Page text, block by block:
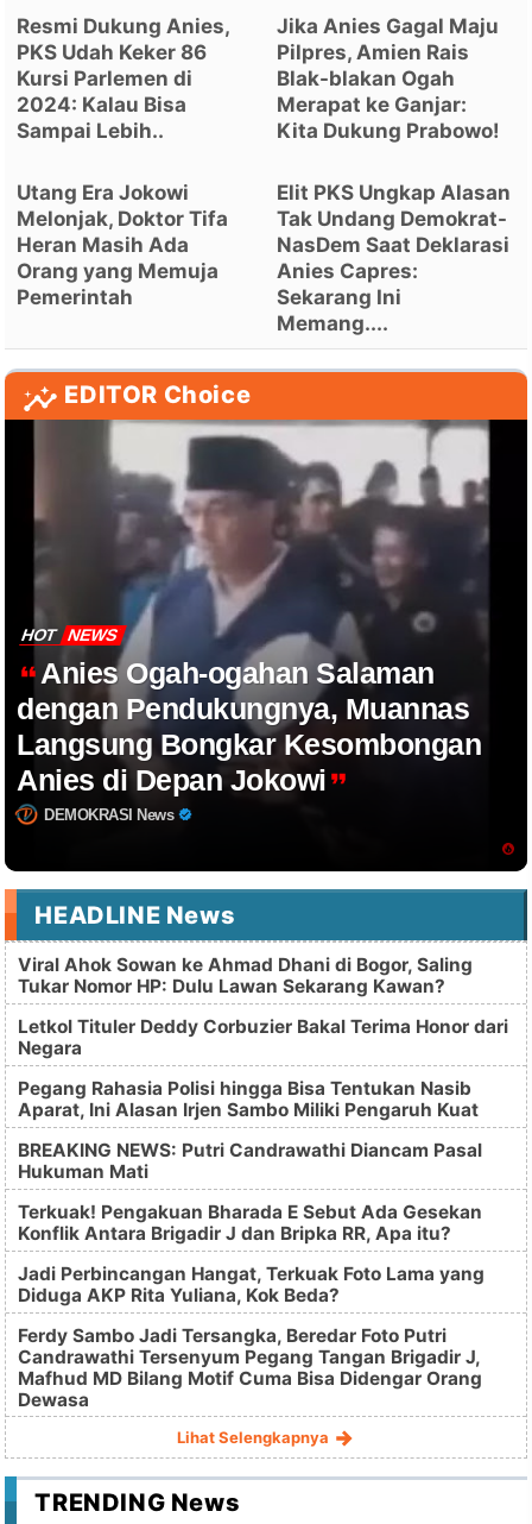
Resmi Dukung Anies,
PKS Udah Keker 86
Kursi Parlemen di
2024: Kalau Bisa
Sampai Lebih..
Jika Anies Gagal Maju
Pilpres, Amien Rais
Blak-blakan Ogah
Merapat ke Ganjar:
Kita Dukung Prabowo!
Utang Era Jokowi
Melonjak, Doktor Tifa
Heran Masih Ada
Orang yang Memuja
Pemerintah
Elit PKS Ungkap Alasan
Tak Undang Demokrat-
NasDem Saat Deklarasi
Anies Capres:
Sekarang Ini
Memang....
EDITOR Choice
HOT NEWS
Anies Ogah-ogahan Salaman
dengan Pendukungnya, Muannas
Langsung Bongkar Kesombongan
Anies di Depan Jokowi
DEMOKRASI News
HEADLINE News
Viral Ahok Sowan ke Ahmad Dhani di Bogor, Saling
Tukar Nomor HP: Dulu Lawan Sekarang Kawan?
Letkol Tituler Deddy Corbuzier Bakal Terima Honor dari
Negara
Pegang Rahasia Polisi hingga Bisa Tentukan Nasib
Aparat, Ini Alasan Irjen Sambo Miliki Pengaruh Kuat
BREAKING NEWS: Putri Candrawathi Diancam Pasal
Hukuman Mati
Terkuak! Pengakuan Bharada E Sebut Ada Gesekan
Konflik Antara Brigadir J dan Bripka RR, Apa itu?
Jadi Perbincangan Hangat, Terkuak Foto Lama yang
Diduga AKP Rita Yuliana, Kok Beda?
Ferdy Sambo Jadi Tersangka, Beredar Foto Putri
Candrawathi Tersenyum Pegang Tangan Brigadir J,
Mafhud MD Bilang Motif Cuma Bisa Didengar Orang
Dewasa
Lihat Selengkapnya
TRENDING News